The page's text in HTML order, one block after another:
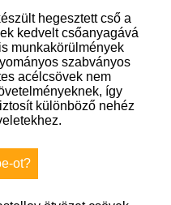
hegesztett cső a
kedvelt csőanyagává
munkakörülmények
szabványos
acélcsövek nem
így
különböző nehéz
ot?